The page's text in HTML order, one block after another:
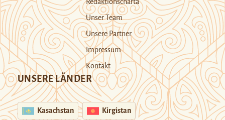
Unser Team
Unsere Partner
Impressum
Kontakt
UNSERE LÄNDER
Kasachstan Kirgistan